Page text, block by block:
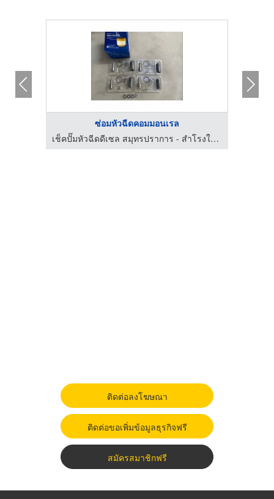
ซ่อมหัวฉีดคอมมอนเรล
เช็คปั๊มหัวฉีดดีเซล สมุทรปราการ - สำโรงใต้ดีเซล
ติดต่อลงโฆษณา
ติดต่อขอเพิ่มข้อมูลธุรกิจฟรี
สมัครสมาชิกฟรี